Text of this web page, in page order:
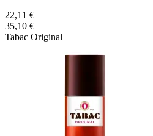
22,11 €
35,10 €
Tabac Original